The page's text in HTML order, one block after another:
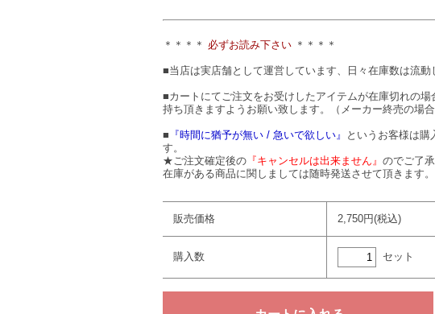
＊＊＊＊ 必ずお読み下さい ＊＊＊＊
■当店は実店舗として運営しています、日々在庫数は流
■カートにてご注文をお受けしたアイテムが在庫切れの
持ち頂きますようお願い致します。（メーカー終売の場
■ 『時間に猶予が無い / 急いで欲しい』
というお客様は購
す。
★ご注文確定後の 『キャンセルは出来ません』 のでご了
在庫がある商品に関しましては随時発送させて頂きます
販売価格 2,750円(税込)
購入数 セット